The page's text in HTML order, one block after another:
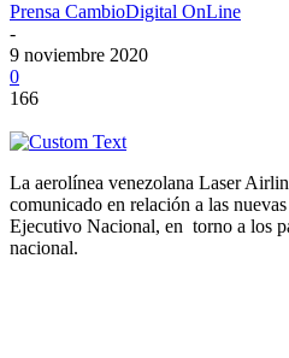
Prensa CambioDigital OnLine
-
9 noviembre 2020
0
166
La aerolínea venezolana Laser
comunicado en relación a las
Ejecutivo Nacional, en torno a los
nacional.